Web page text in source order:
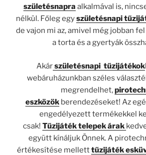
születésnapra alkalmával is,
nélkül. Főleg egyszületésnapi
de vajon mi az, amivel még jobban
a torta és a gyertyák
Akárszületésnapi tűzijátékok
webáruházunkban széles
megrendelhet,
eszközök berendezéseket! Az
engedélyezett termékekkel
csak! Tűzijáték telepek árak
együtt kínáljuk Önnek. A
értékesítése melletttűzijáték